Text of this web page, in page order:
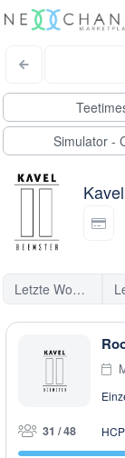
Simulator -
Letzte Woche
31 / 48